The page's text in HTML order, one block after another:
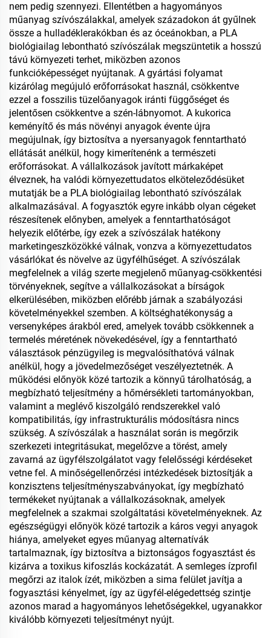
nem pedig szennyezi. Ellentétben a hagyományos
műanyag szívószálakkal, amelyek századokon át gyűlnek
össze a hulladéklerakókban és az óceánokban, a PLA
biológiailag lebontható szívószálak megszüntetik a hosszú
távú környezeti terhet, miközben azonos
funkcióképességet nyújtanak. A gyártási folyamat
kizárólag megújuló erőforrásokat használ, csökkentve
ezzel a fosszilis tüzelőanyagok iránti függőséget és
jelentősen csökkentve a szén-lábnyomot. A kukorica
keményítő és más növényi anyagok évente újra
megújulnak, így biztosítva a nyersanyagok fenntartható
ellátását anélkül, hogy kimerítenénk a természeti
erőforrásokat. A vállalkozások javított márkaképet
élveznek, ha valódi környezettudatos elköteleződésüket
mutatják be a PLA biológiailag lebontható szívószálak
alkalmazásával. A fogyasztók egyre inkább olyan cégeket
részesítenek előnyben, amelyek a fenntarthatóságot
helyezik előtérbe, így ezek a szívószálak hatékony
marketingeszközökké válnak, vonzva a környezettudatos
vásárlókat és növelve az ügyfélhűséget. A szívószálak
megfelelnek a világ szerte megjelenő műanyag-csökkentési
törvényeknek, segítve a vállalkozásokat a bírságok
elkerülésében, miközben előrébb járnak a szabályozási
követelményekkel szemben. A költséghatékonyság a
versenyképes árakból ered, amelyek tovább csökkennek a
termelés méretének növekedésével, így a fenntartható
választások pénzügyileg is megvalósíthatóvá válnak
anélkül, hogy a jövedelmezőséget veszélyeztetnék. A
működési előnyök közé tartozik a könnyű tárolhatóság, a
megbízható teljesítmény a hőmérsékleti tartományokban,
valamint a meglévő kiszolgáló rendszerekkel való
kompatibilitás, így infrastrukturális módosításra nincs
szükség. A szívószálak a használat során is megőrzik
szerkezeti integritásukat, megelőzve a törést, amely
zavarná az ügyfélszolgálatot vagy felelősségi kérdéseket
vetne fel. A minőségellenőrzési intézkedések biztosítják a
konzisztens teljesítményszabványokat, így megbízható
termékeket nyújtanak a vállalkozásoknak, amelyek
megfelelnek a szakmai szolgáltatási követelményeknek. Az
egészségügyi előnyök közé tartozik a káros vegyi anyagok
hiánya, amelyeket egyes műanyag alternatívák
tartalmaznak, így biztosítva a biztonságos fogyasztást és
kizárva a toxikus kifoszlás kockázatát. A semleges ízprofil
megőrzi az italok ízét, miközben a sima felület javítja a
fogyasztási kényelmet, így az ügyfél-elégedettség szintje
azonos marad a hagyományos lehetőségekkel, ugyanakkor
kiválóbb környezeti teljesítményt nyújt.